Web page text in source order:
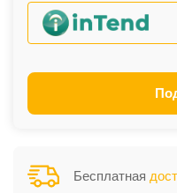
Бесплатная